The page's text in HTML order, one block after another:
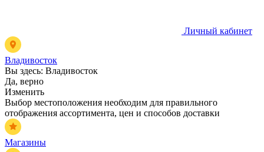
Личный кабинет
Владивосток
Вы здесь: Владивосток
Да, верно
Изменить
Выбор местоположения необходим для правильного
отображения ассортимента, цен и способов доставки
Магазины